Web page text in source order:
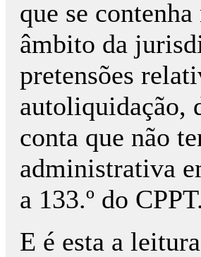
que se
âmbito da
pretensões
autoliquidação,
conta que não
administrativa
a 133.º do CPPT.
E é esta a